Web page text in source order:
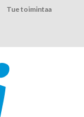
Tue toimintaa